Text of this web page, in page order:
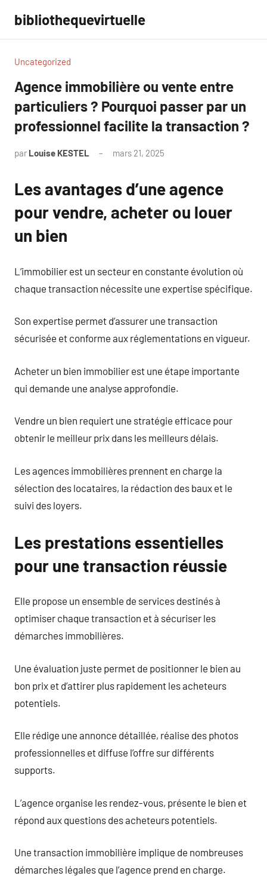
contenu
bibliothequevirtuelle
Uncategorized
Agence immobilière ou vente entre
particuliers ? Pourquoi passer par un
professionnel facilite la transaction ?
par Louise KESTEL mars 21, 2025
Les avantages d’une agence
pour vendre, acheter ou louer
un bien
L’immobilier est un secteur en constante évolution où
chaque transaction nécessite une expertise spécifique.
Son expertise permet d’assurer une transaction
sécurisée et conforme aux réglementations en vigueur.
Acheter un bien immobilier est une étape importante
qui demande une analyse approfondie.
Vendre un bien requiert une stratégie efficace pour
obtenir le meilleur prix dans les meilleurs délais.
Les agences immobilières prennent en charge la
sélection des locataires, la rédaction des baux et le
suivi des loyers.
Les prestations essentielles
pour une transaction réussie
Elle propose un ensemble de services destinés à
optimiser chaque transaction et à sécuriser les
démarches immobilières.
Une évaluation juste permet de positionner le bien au
bon prix et d’attirer plus rapidement les acheteurs
potentiels.
Elle rédige une annonce détaillée, réalise des photos
professionnelles et diffuse l’offre sur différents
supports.
L’agence organise les rendez-vous, présente le bien et
répond aux questions des acheteurs potentiels.
Une transaction immobilière implique de nombreuses
démarches légales que l’agence prend en charge.